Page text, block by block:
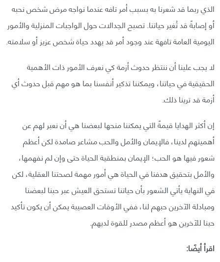
الذي ربما قد شعرنا به بسبب أمر تافه عندما نواجه مرض شخص نحبه
أو إصابةً قد تُغير حياتنا. تصبح الجدالات حول الواجبات المنزلية والأمور
اليومية العامة تافهة عند وجود أمر قد يهدد حياة شخص عزيز أو سلامته.
لا يجب علينا أن ننتظر حدوث أزمة كي نعرف الأمور ذات الأهمية
الحقيقية في حياتنا، ويمكننا تذكير أنفسنا بما هو مهم قبل حدوث أي
أزمة قد ترينا ذلك.
إن أكثر الهدايا قيمةً التي يمكننا منحها لبعضنا هي أن نعبر لهم عن
أهميتهم لدينا، فالإيمان والأمل والحب مشاعر صامدة لكن أعظم
شعور فيها هو الحب؛ الإيمان بمنطقية الحياة حتى وإن لم نفهمها،
والأمل بتحقيق هدفنا في الحياة هي أمور مهمة لصحتنا العقلية، لكن
في النهاية يأتي الشعور بأن حياتنا تستحق العيش عبر حبنا لبعضنا
ومبادلة الآخرين حبهم لنا، ففي الأوقات العصيبة يمكن أن يكون تأكيد
حبنا للآخرين هو أعظم مصدر للقوة لديهم.
اقرأ أيضًا: